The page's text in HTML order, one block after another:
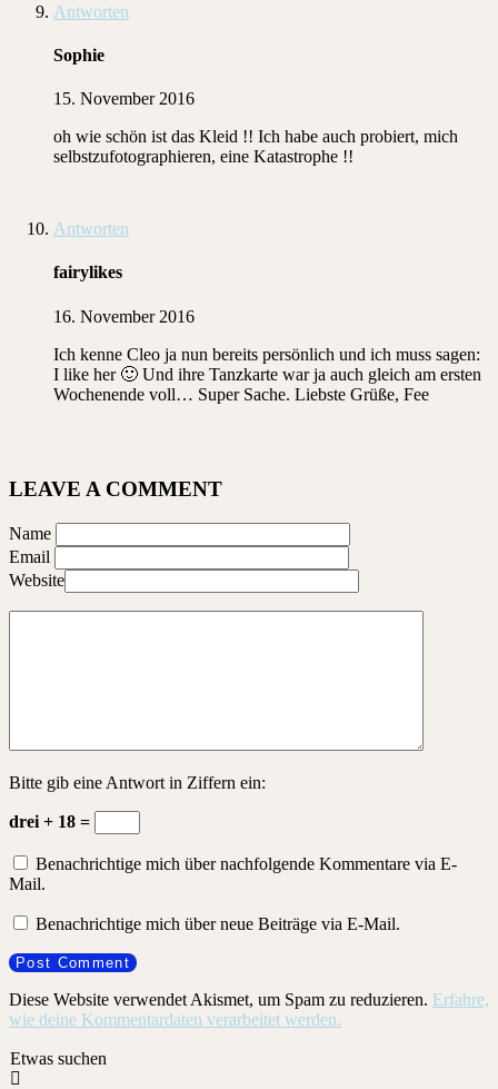
Antworten
Sophie
15. November 2016
oh wie schön ist das Kleid !! Ich habe auch probiert, mich
selbstzufotographieren, eine Katastrophe !!
Antworten
fairylikes
16. November 2016
Ich kenne Cleo ja nun bereits persönlich und ich muss sagen:
I like her 🙂 Und ihre Tanzkarte war ja auch gleich am ersten
Wochenende voll… Super Sache. Liebste Grüße, Fee
LEAVE A COMMENT
Name
Email
Website
Bitte gib eine Antwort in Ziffern ein:
drei + 18 =
Benachrichtige mich über nachfolgende Kommentare via E-
Mail.
Benachrichtige mich über neue Beiträge via E-Mail.
Diese Website verwendet Akismet, um Spam zu reduzieren. Erfahre,
wie deine Kommentardaten verarbeitet werden.
Etwas suchen